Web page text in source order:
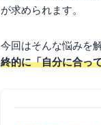
が求められます。
今回はそんな悩みを
終的に「自分に合っ